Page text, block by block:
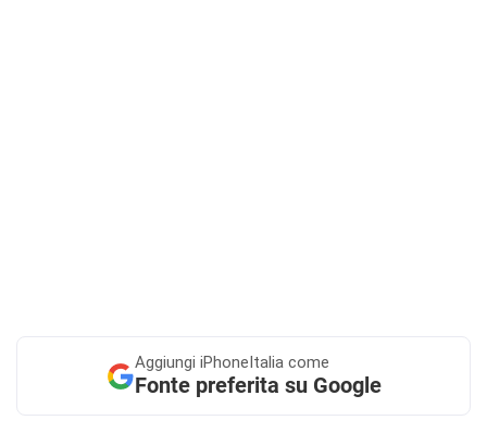
Aggiungi iPhoneItalia come
Fonte preferita su Google